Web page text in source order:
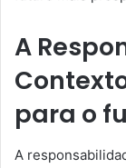
A
para o
A